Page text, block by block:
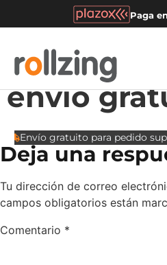
Paga
envio
Envío gratuito para pedido
Deja una
Tu dirección de correo
campos obligatorios están
Comentario *